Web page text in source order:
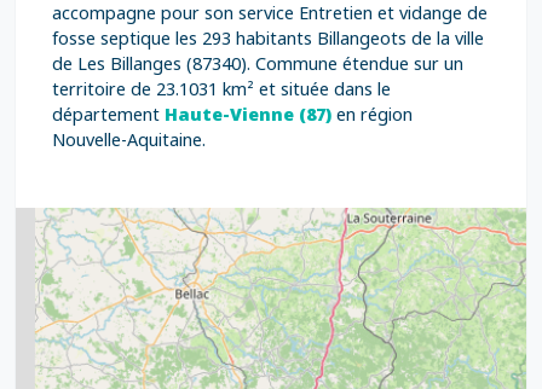
accompagne pour son service Entretien et vidange de
fosse septique les 293 habitants Billangeots de la ville
de Les Billanges (87340). Commune étendue sur un
territoire de 23.1031 km² et située dans le
département Haute-Vienne (87) en région
Nouvelle-Aquitaine.
2
2
9
8
5
7